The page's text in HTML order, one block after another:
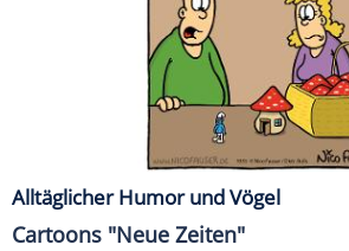
Alltäglicher Humor und Vögel
Cartoons "Neue Zeiten"